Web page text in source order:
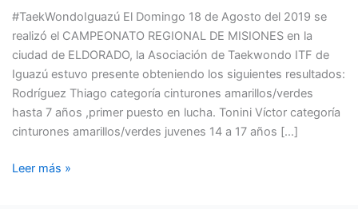
#TaekWondoIguazú El Domingo 18 de Agosto del 2019 se
realizó el CAMPEONATO REGIONAL DE MISIONES en la
ciudad de ELDORADO, la Asociación de Taekwondo ITF de
Iguazú estuvo presente obteniendo los siguientes resultados:
Rodríguez Thiago categoría cinturones amarillos/verdes
hasta 7 años ,primer puesto en lucha. Tonini Víctor categoría
cinturones amarillos/verdes juvenes 14 a 17 años […]
REGIONAL
DE
TAEKWONDO
Leer más »